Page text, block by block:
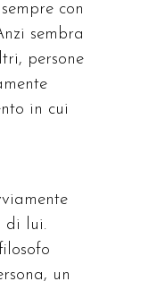
con
sembra
persone
in cui
di lui.
un